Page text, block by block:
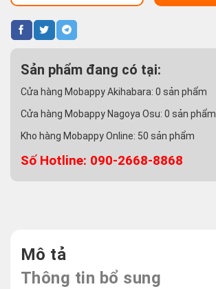
Sản phẩm đang có tại:
Cửa hàng Mobappy Akihabara: 0 sản phẩm
Cửa hàng Mobappy Nagoya Osu: 0 sản phẩm
Kho hàng Mobappy Online: 50 sản phẩm
Số Hotline: 090-2668-8868
Mô tả
Thông tin bổ sung